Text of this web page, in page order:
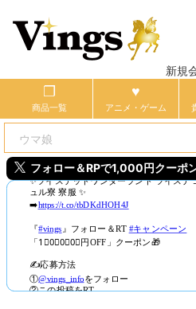
新規
商品一覧 アニメ・ゲーム
フォロー＆RPで1,000円クーポン